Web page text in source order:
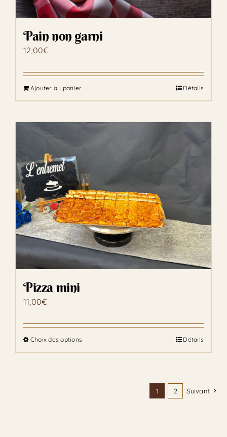
la
page
du
Pain non garni
12,00€
Ajouter au panier Détails
Pizza mini
11,00€
Choix des options
produit
Détails
1 2 Suivant